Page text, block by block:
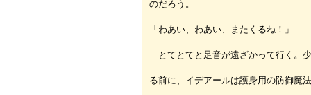
のだろう。
「わあい、わあい、またくるね！」
とてとてと足音が遠ざかって行く。
る前に、イデアールは護身用の防御魔